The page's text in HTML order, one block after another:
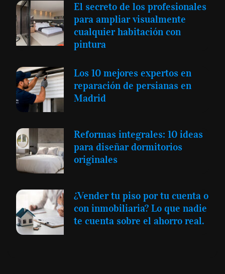
El secreto de los profesionales
para ampliar visualmente
cualquier habitación con
pintura
Los 10 mejores expertos en
reparación de persianas en
Madrid
Reformas integrales: 10 ideas
para diseñar dormitorios
originales
¿Vender tu piso por tu cuenta o
con inmobiliaria? Lo que nadie
te cuenta sobre el ahorro real.